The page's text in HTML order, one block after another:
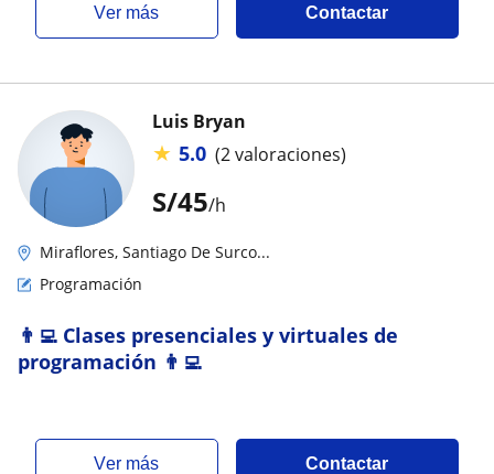
ver más Contactar
S/45/h
Luis Bryan
★ 5.0 (2 valoraciones)
Miraflores, Santiago De Surco...
Programación
👨‍💻 Clases presenciales y virtuales de
programación 👨‍💻
ver más Contactar